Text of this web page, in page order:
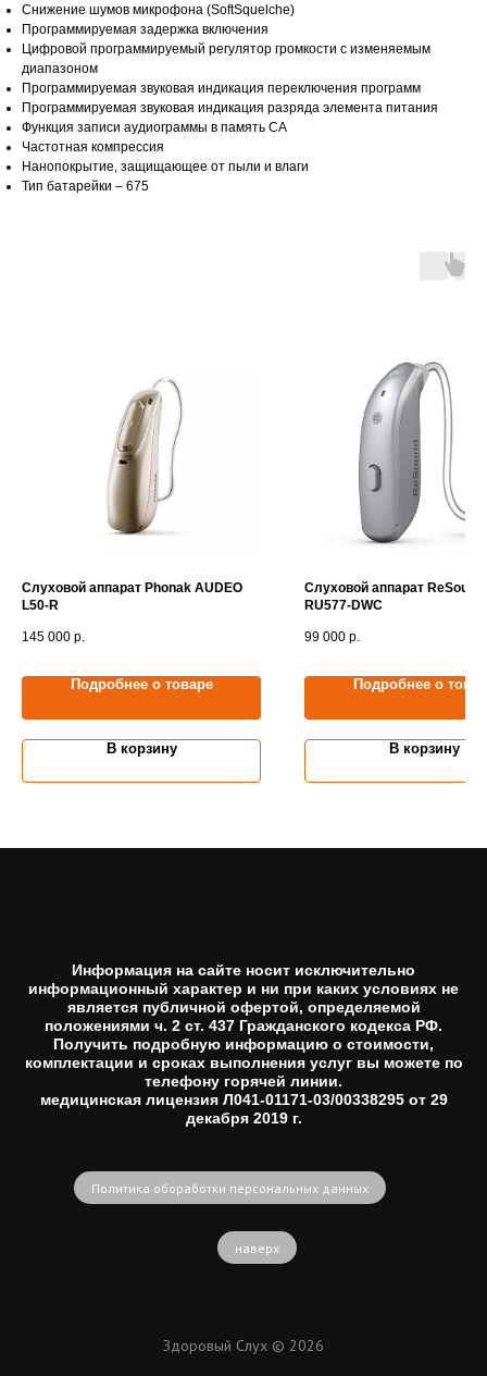
Снижение шумов микрофона (SoftSquelche)
Программируемая задержка включения
Цифровой программируемый регулятор громкости с изменяемым
диапазоном
Программируемая звуковая индикация переключения программ
Программируемая звуковая индикация разряда элемента питания
Функция записи аудиограммы в память СА
Частотная компрессия
Нанопокрытие, защищающее от пыли и влаги
Тип батарейки – 675
Слуховой аппарат Phonak AUDEO
L50-R
145 000 р.
Подробнее о товаре
В корзину
Слуховой аппарат ReSound
RU577-DWC
99 000 р.
Подробнее о
В корзину
Информация на сайте носит исключительно
информационный характер и ни при каких условиях не
является публичной офертой, определяемой
положениями ч. 2 ст. 437 Гражданского кодекса РФ.
Получить подробную информацию о стоимости,
комплектации и сроках выполнения услуг вы можете по
телефону горячей линии.
медицинская лицензия Л041-01171-03/00338295 от 29
декабря 2019 г.
Политика обоработки персональных данных
наверх
Здоровый Слух © 2026